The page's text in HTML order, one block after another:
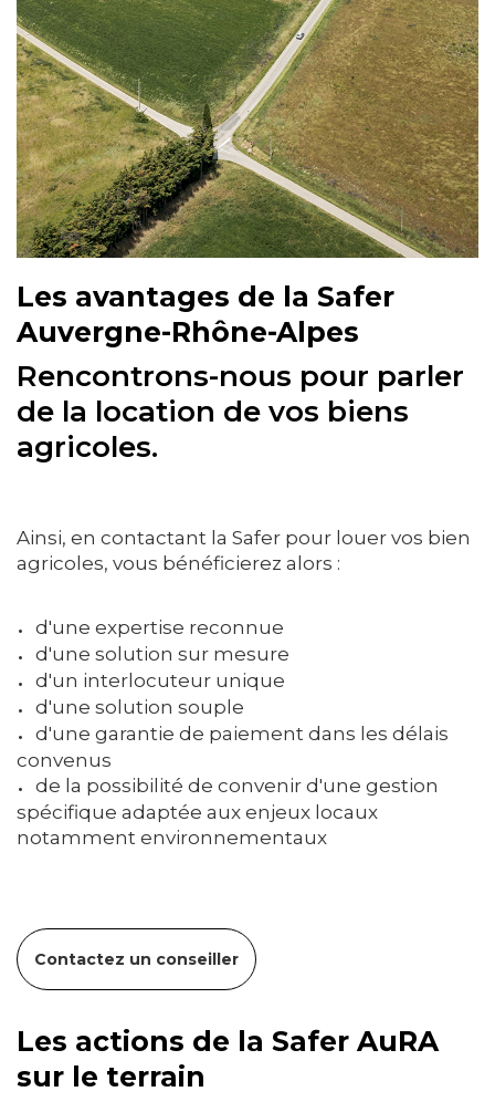
Les avantages de la Safer
Auvergne-Rhône-Alpes
Rencontrons-nous pour parler
de la location de vos biens
agricoles.
Ainsi, en contactant la Safer pour louer vos bien
agricoles, vous bénéficierez alors :
d'une expertise reconnue
d'une solution sur mesure
d'un interlocuteur unique
d'une solution souple
d'une garantie de paiement dans les délais
convenus
de la possibilité de convenir d'une gestion
spécifique adaptée aux enjeux locaux
notamment environnementaux
Contactez un conseiller
Les actions de la Safer AuRA
sur le terrain